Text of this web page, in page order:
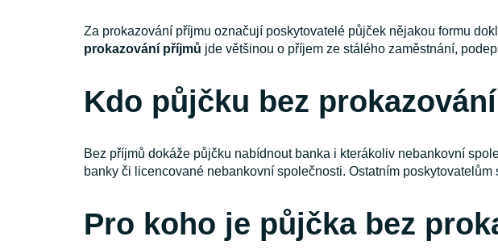
Za prokazování příjmu označují poskytovatelé půjček nějakou formu
prokazování příjmů jde většinou o příjem ze stálého zaměstnání,
Kdo půjčku bez
Bez příjmů dokáže půjčku nabídnout banka i kterákoliv nebankovní
banky či licencované nebankovní společnosti. Ostatním poskytovatelům
Pro koho je půjčka bez